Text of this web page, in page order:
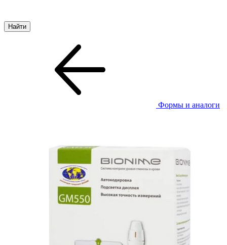
Формы и аналоги